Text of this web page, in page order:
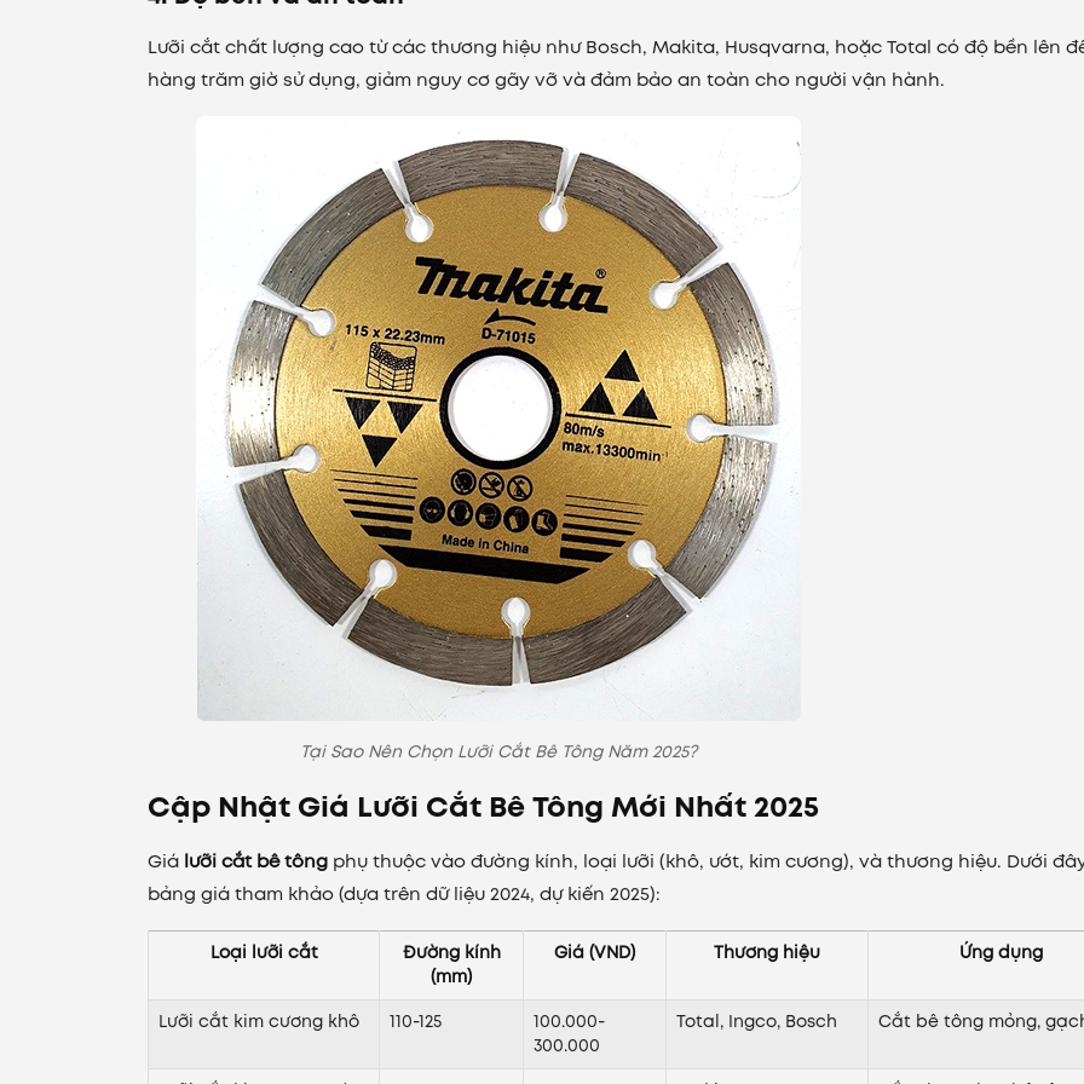
Lưỡi cắt chất lượng cao từ các thương hiệu như Bosch, Makita, Husqvarna, hoặc Total có độ bền lên
hàng trăm giờ sử dụng, giảm nguy cơ gãy vỡ và đảm bảo an toàn cho người vận hành.
Tại Sao Nên Chọn Lưỡi Cắt Bê Tông Năm 2025?
Cập Nhật Giá Lưỡi Cắt Bê Tông Mới Nhất 2025
Giá lưỡi cắt bê tông phụ thuộc vào đường kính, loại lưỡi (khô, ướt, kim cương), và thương hiệu. Dưới
bảng giá tham khảo (dựa trên dữ liệu 2024, dự kiến 2025):
Loại lưỡi cắt
Đường kính
(mm)
Giá (VND) Thương hiệu Ứng dụng
Lưỡi cắt kim cương khô 110-125
100.000-
300.000
Total, Ingco, Bosch Cắt bê tông mỏng,